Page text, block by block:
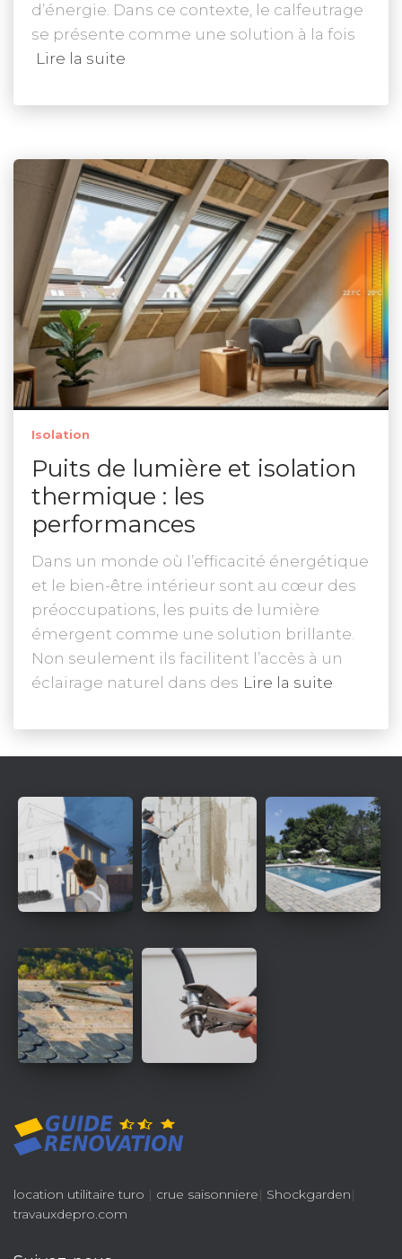
d’énergie. Dans ce contexte, le calfeutrage
se présente comme une solution à la fois
Lire la suite
Isolation
Puits de lumière et isolation
thermique : les
performances
Dans un monde où l’efficacité énergétique
et le bien-être intérieur sont au cœur des
préoccupations, les puits de lumière
émergent comme une solution brillante.
Non seulement ils facilitent l’accès à un
éclairage naturel dans des Lire la suite
location utilitaire turo | crue saisonniere| Shockgarden|
travauxdepro.com